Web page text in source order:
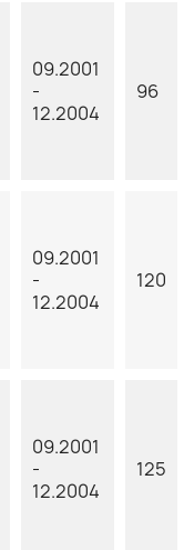
09.2001
-
12.2004
96
09.2001
-
12.2004
120
09.2001
-
12.2004
125